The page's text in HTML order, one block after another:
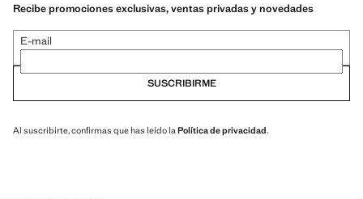
Recibe promociones exclusivas, ventas privadas y novedades
E-mail
SUSCRIBIRME
Al suscribirte, confirmas que has leído la Política de privacidad.